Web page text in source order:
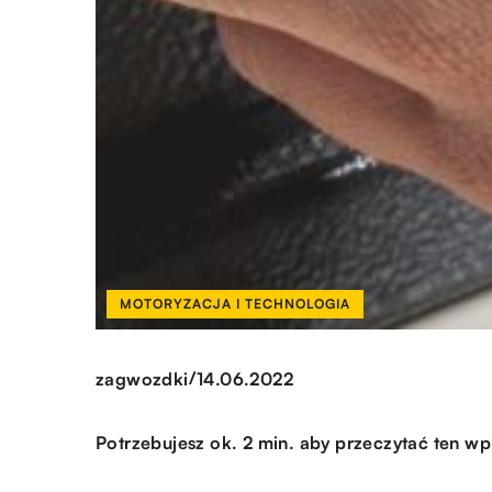
MOTORYZACJA I TECHNOLOGIA
zagwozdki/14.06.2022
Potrzebujesz ok. 2 min. aby przeczytać ten